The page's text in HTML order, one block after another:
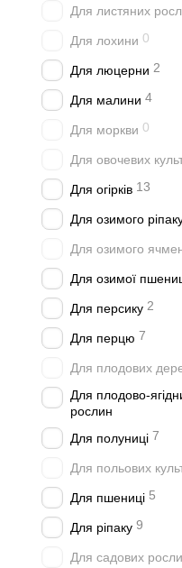
Для листяних
Для лохини 0
Для люцерни 2
Для малини 4
Для моркви 0
Для овочевих
Для огірків 13
Для озимого
Для озимого
Для озимої
Для персику 2
Для перцю 7
Для плодових
Для плодово-
рослин
Для полуниці 7
Для польових
Для пшениці 5
Для ріпаку 9
Для садових